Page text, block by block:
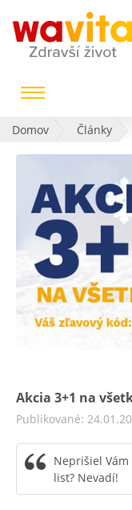
Domov Články
Akcia 3+1 na
Publikované:
Neprišiel
list? Nevadí!